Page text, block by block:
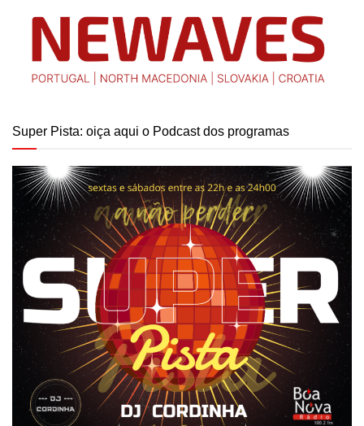
Super Pista: oiça aqui o Podcast dos programas